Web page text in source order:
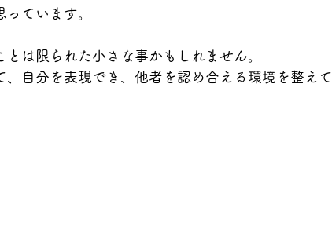
ています。
は限られた小さな事かもしれません。
自分を表現でき、他者を認め合える環境を整えて